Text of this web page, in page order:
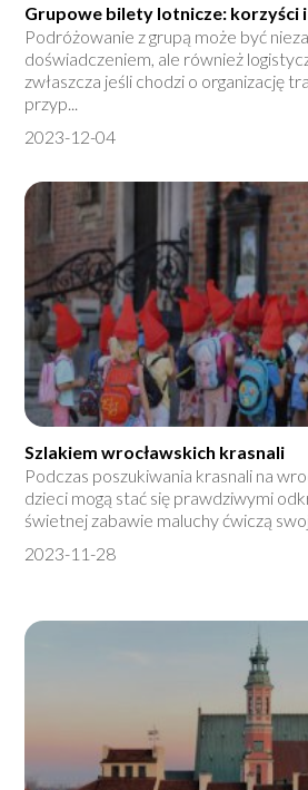
Grupowe bilety lotnicze: korzyści
Podróżowanie z grupą może być
doświadczeniem, ale również
zwłaszcza jeśli chodzi o organizację
przyp...
2023-12-04
Szlakiem wrocławskich krasnali
Podczas poszukiwania krasnali na
dzieci mogą stać się prawdziwymi
świetnej zabawie maluchy ćwiczą
2023-11-28